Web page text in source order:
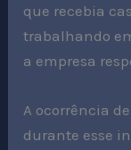
que recebia
trabalhando
a empresa
A ocorrência
durante esse